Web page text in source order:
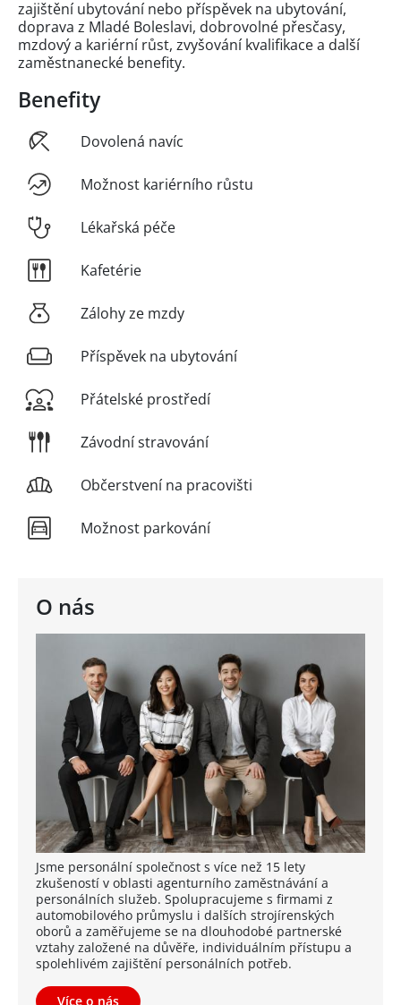
O nás
Jsme personální společnost s více než 15 lety
zkušeností v oblasti agenturního zaměstnávání a
personálních služeb. Spolupracujeme s firmami z
automobilového průmyslu i dalších strojírenských
oborů a zaměřujeme se na dlouhodobé partnerské
vztahy založené na důvěře, individuálním přístupu a
spolehlivém zajištění personálních potřeb.
Více o nás
zajištění ubytování nebo příspěvek na ubytování,
doprava z Mladé Boleslavi, dobrovolné přesčasy,
mzdový a kariérní růst, zvyšování kvalifikace a další
zaměstnanecké benefity.
Benefity
Dovolená navíc
Možnost kariérního růstu
Lékařská péče
Kafetérie
Zálohy ze mzdy
Příspěvek na ubytování
Přátelské prostředí
Závodní stravování
Občerstvení na pracovišti
Možnost parkování